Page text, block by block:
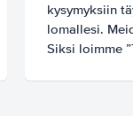
kysymyksiin
lomallesi.
Siksi loimme